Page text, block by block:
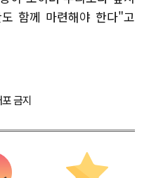
함께 마련해야 한다"고
금지